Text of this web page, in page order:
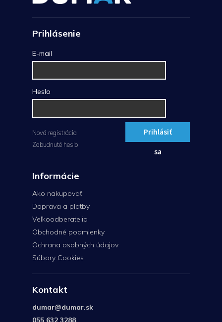
Prihlásenie
E-mail
Heslo
Prihlásiť
sa
Nová registrácia
Zabudnuté heslo
Informácie
Ako nakupovať
Doprava a platby
Veľkoodberatelia
Obchodné podmienky
Ochrana osobných údajov
Súbory Cookies
Kontakt
dumar@dumar.sk
055 632 3288